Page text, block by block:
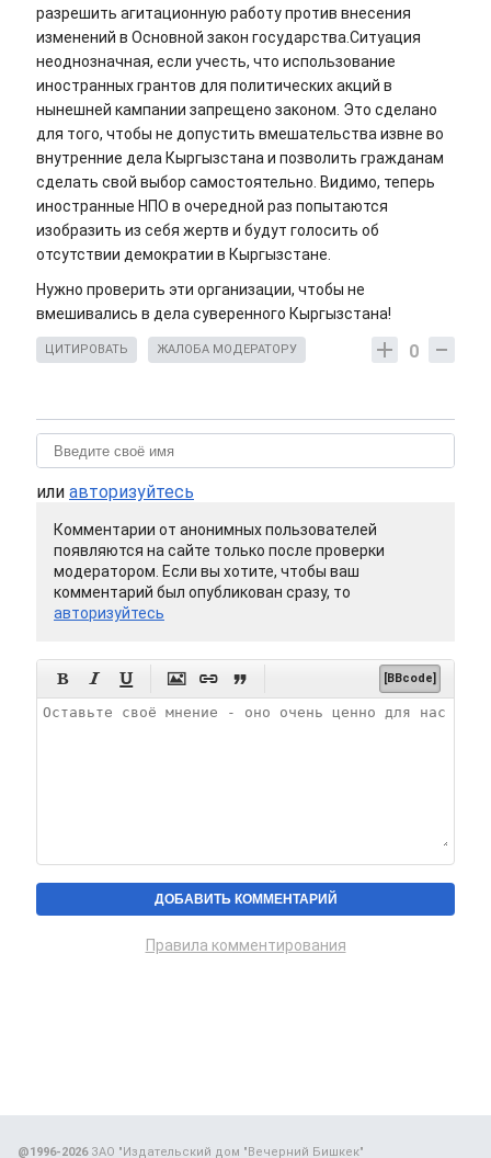
разрешить агитационную работу против внесения
изменений в Основной закон государства.Ситуация
неоднозначная, если учесть, что использование
иностранных грантов для политических акций в
нынешней кампании запрещено законом. Это сделано
для того, чтобы не допустить вмешательства извне во
внутренние дела Кыргызстана и позволить гражданам
сделать свой выбор самостоятельно. Видимо, теперь
иностранные НПО в очередной раз попытаются
изобразить из себя жертв и будут голосить об
отсутствии демократии в Кыргызстане.
Нужно проверить эти организации, чтобы не
вмешивались в дела суверенного Кыргызстана!
0
ЦИТИРОВАТЬ ЖАЛОБА МОДЕРАТОРУ
или авторизуйтесь
Комментарии от анонимных пользователей
появляются на сайте только после проверки
модератором. Если вы хотите, чтобы ваш
комментарий был опубликован сразу, то
авторизуйтесь
      [BBcode]
Правила комментирования
@1996-2026ЗАО "Издательский дом "Вечерний Бишкек"